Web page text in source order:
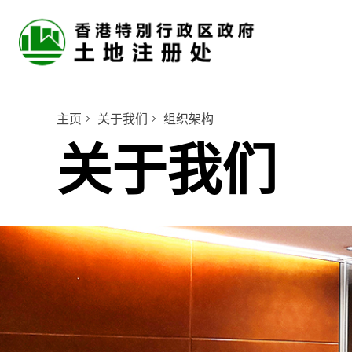
主页 关于我们 组织架构
关于我们